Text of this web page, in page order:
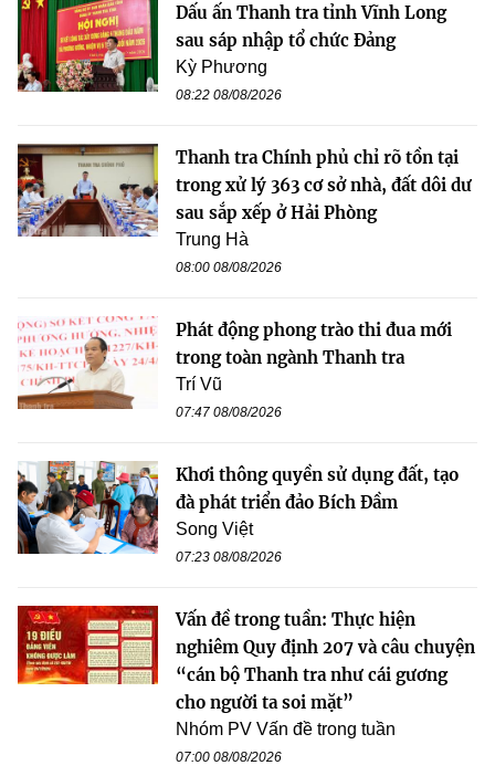
Dấu ấn Thanh tra tỉnh Vĩnh Long
sau sáp nhập tổ chức Đảng
Kỳ Phương
08:22 08/08/2026
Thanh tra Chính phủ chỉ rõ tồn tại
trong xử lý 363 cơ sở nhà, đất dôi dư
sau sắp xếp ở Hải Phòng
Trung Hà
08:00 08/08/2026
Phát động phong trào thi đua mới
trong toàn ngành Thanh tra
Trí Vũ
07:47 08/08/2026
Khơi thông quyền sử dụng đất, tạo
đà phát triển đảo Bích Đầm
Song Việt
07:23 08/08/2026
Vấn đề trong tuần: Thực hiện
nghiêm Quy định 207 và câu chuyện
“cán bộ Thanh tra như cái gương
cho người ta soi mặt”
Nhóm PV Vấn đề trong tuần
07:00 08/08/2026